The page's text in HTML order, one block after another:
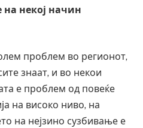
на некој начин
проблем во регионот,
знаат, и во некои
е проблем од повеќе
на високо ниво, на
на нејзино сузбивање е